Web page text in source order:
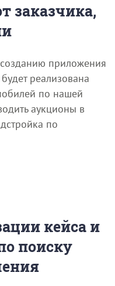
заказчика,
приложения
реализована
по нашей
аукционы в
по
кейса и
поиску